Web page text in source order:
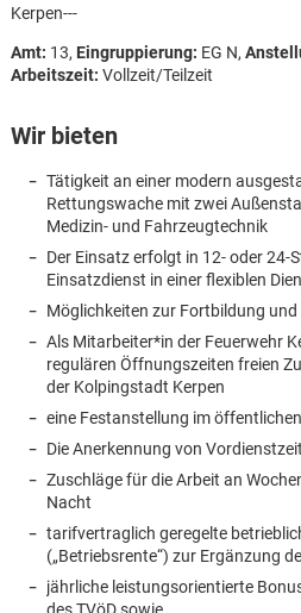
Kerpen---
Amt: 13, Eingruppierung: EG N,
Arbeitszeit: Vollzeit/Teilzeit
Wir bieten
Tätigkeit an einer modern
Rettungswache mit zwei
Medizin- und Fahrzeugtechnik
Der Einsatz erfolgt in 12- oder 24-
Einsatzdienst in einer flexiblen
Möglichkeiten zur Fortbildung
Als Mitarbeiter*in der Feuerwehr
regulären Öffnungszeiten freien
der Kolpingstadt Kerpen
eine Festanstellung im
Die Anerkennung von
Zuschläge für die Arbeit an
Nacht
tarifvertraglich geregelte
(„Betriebsrente“) zur Ergänzung
jährliche leistungsorientierte
Karte